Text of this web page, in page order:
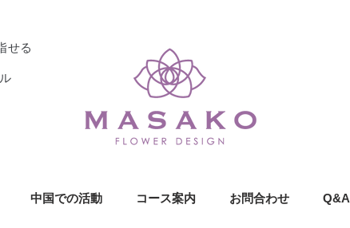
せる
中国での活動 コース案内 お問合わせ Q&A